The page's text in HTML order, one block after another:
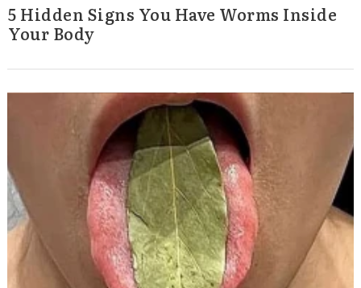
5 Hidden Signs You Have Worms Inside
Your Body